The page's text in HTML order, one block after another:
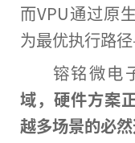
而VPU通过原
为最优执行路
镕铭微电
域，硬件方案
越多场景的必